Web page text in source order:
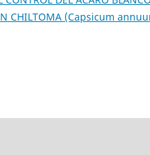
CHILTOMA (Capsicum